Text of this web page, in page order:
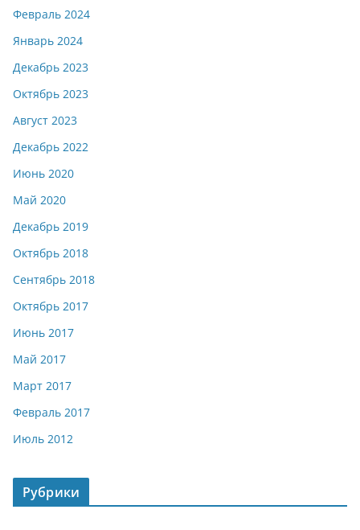
Февраль 2024
Январь 2024
Декабрь 2023
Октябрь 2023
Август 2023
Декабрь 2022
Июнь 2020
Май 2020
Декабрь 2019
Октябрь 2018
Сентябрь 2018
Октябрь 2017
Июнь 2017
Май 2017
Март 2017
Февраль 2017
Июль 2012
Рубрики